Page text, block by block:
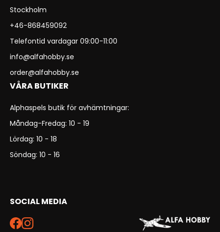
Stockholm
+46-868459092
Telefontid vardagar 09:00-11:00
info@alfahobby.se
order@alfahobby.se
VÅRA BUTIKER
Alphaspels butik för avhämtningar:
Måndag-Fredag: 10 - 19
Lördag: 10 - 18
Söndag: 10 - 16
SOCIAL MEDIA